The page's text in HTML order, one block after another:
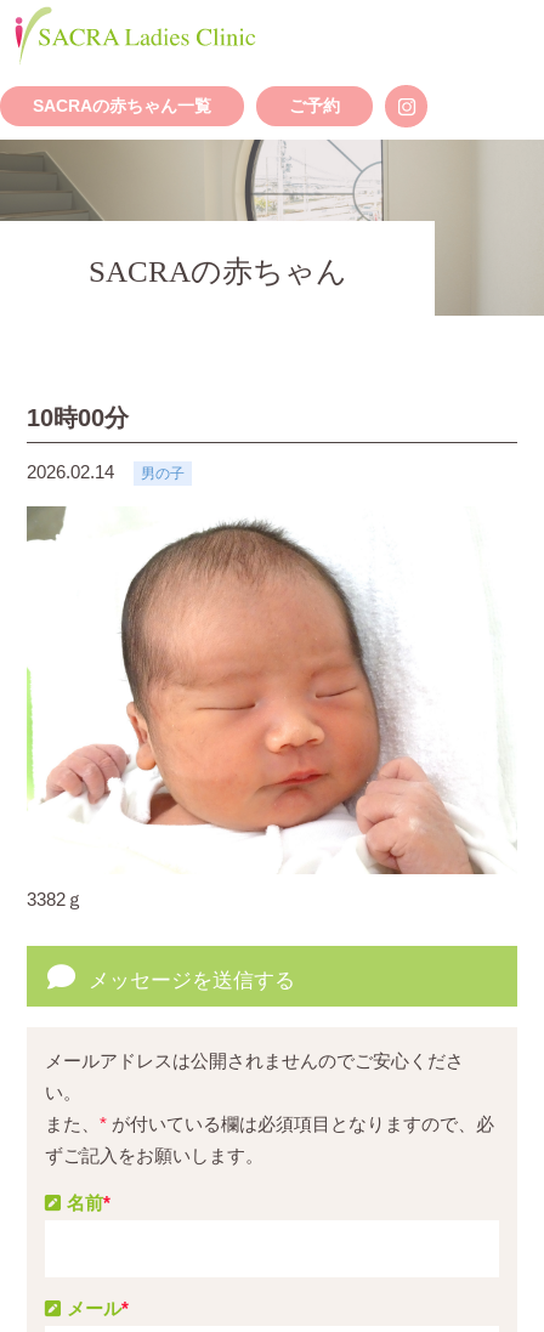
SACRAの赤ちゃん一覧 ご予約
SACRAの赤ちゃん
10時00分
2026.02.14 男の子
3382ｇ
メッセージを送信する
メールアドレスは公開されませんのでご安心くださ
い。
また、* が付いている欄は必須項目となりますので、必
ずご記入をお願いします。
名前*
メール*